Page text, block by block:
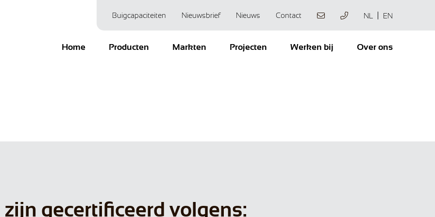
Buigcapaciteiten Nieuwsbrief Nieuws Contact NL EN
Home Producten Markten Projecten Werken bij Over ons
gecertificeerd volgens: